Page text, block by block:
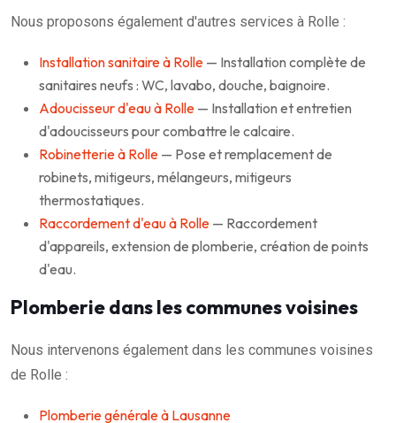
Nous proposons également d'autres services à Rolle :
Installation sanitaire à Rolle — Installation complète de
sanitaires neufs : WC, lavabo, douche, baignoire.
Adoucisseur d'eau à Rolle — Installation et entretien
d'adoucisseurs pour combattre le calcaire.
Robinetterie à Rolle — Pose et remplacement de
robinets, mitigeurs, mélangeurs, mitigeurs
thermostatiques.
Raccordement d'eau à Rolle — Raccordement
d'appareils, extension de plomberie, création de points
d'eau.
Plomberie dans les communes voisines
Nous intervenons également dans les communes voisines
de Rolle :
Plomberie générale à Lausanne